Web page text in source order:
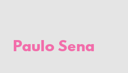
Paulo Sena